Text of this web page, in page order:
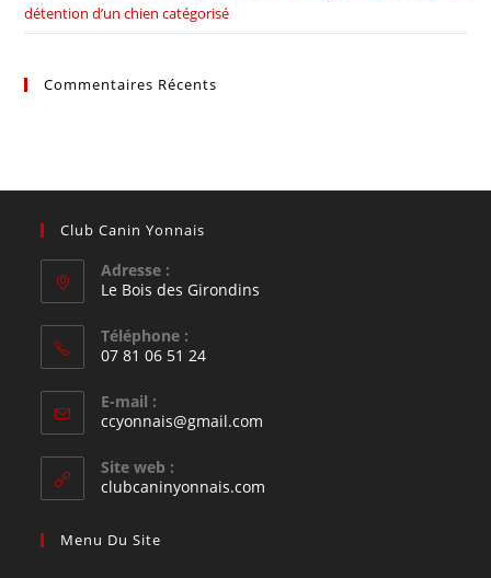
détention d’un chien catégorisé
Commentaires Récents
Club Canin Yonnais
Adresse :
Le Bois des Girondins
Téléphone :
07 81 06 51 24
dans
votre
application
E-mail :
ccyonnais@gmail.com
application
Site web :
clubcaninyonnais.com
Menu Du Site